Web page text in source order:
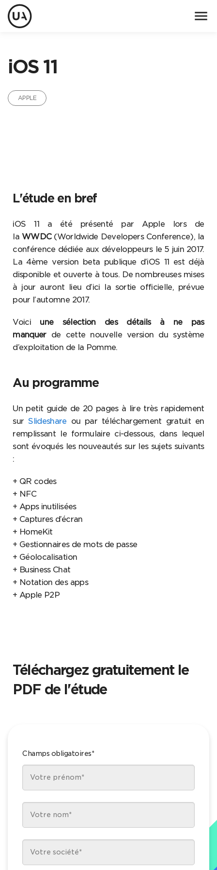
menu
iOS 11
APPLE
L'étude en bref
iOS 11 a été présenté par Apple lors de
la WWDC(Worldwide Developers Conference), la
conférence dédiée aux développeurs le 5 juin 2017.
La 4ème version beta publique d’iOS 11 est déjà
disponible et ouverte à tous. De nombreuses mises
à jour auront lieu d’ici la sortie officielle, prévue
pour l’automne 2017.
Voici une sélection des détails à ne pas
manquer de cette nouvelle version du système
d’exploitation de la Pomme.
Au programme
Un petit guide de 20 pages à lire très rapidement
surSlideshare ou par téléchargement gratuit en
remplissant le formulaire ci-dessous, dans lequel
sont évoqués les nouveautés sur les sujets suivants
:
+ QR codes
+ NFC
+ Apps inutilisées
+ Captures d’écran
+ HomeKit
+ Gestionnaires de mots de passe
+ Géolocalisation
+ Business Chat
+ Notation des apps
+ Apple P2P
Téléchargez gratuitement le
PDF de l'étude
Champs obligatoires*